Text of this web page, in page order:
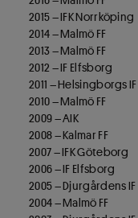
2015 – IFK Norrköping
2014 – Malmö FF
2013 – Malmö FF
2012 – IF Elfsborg
2011 – Helsingborgs IF
2010 – Malmö FF
2009 – AIK
2008 – Kalmar FF
2007 – IFK Göteborg
2006 – IF Elfsborg
2005 – Djurgårdens IF
2004 – Malmö FF